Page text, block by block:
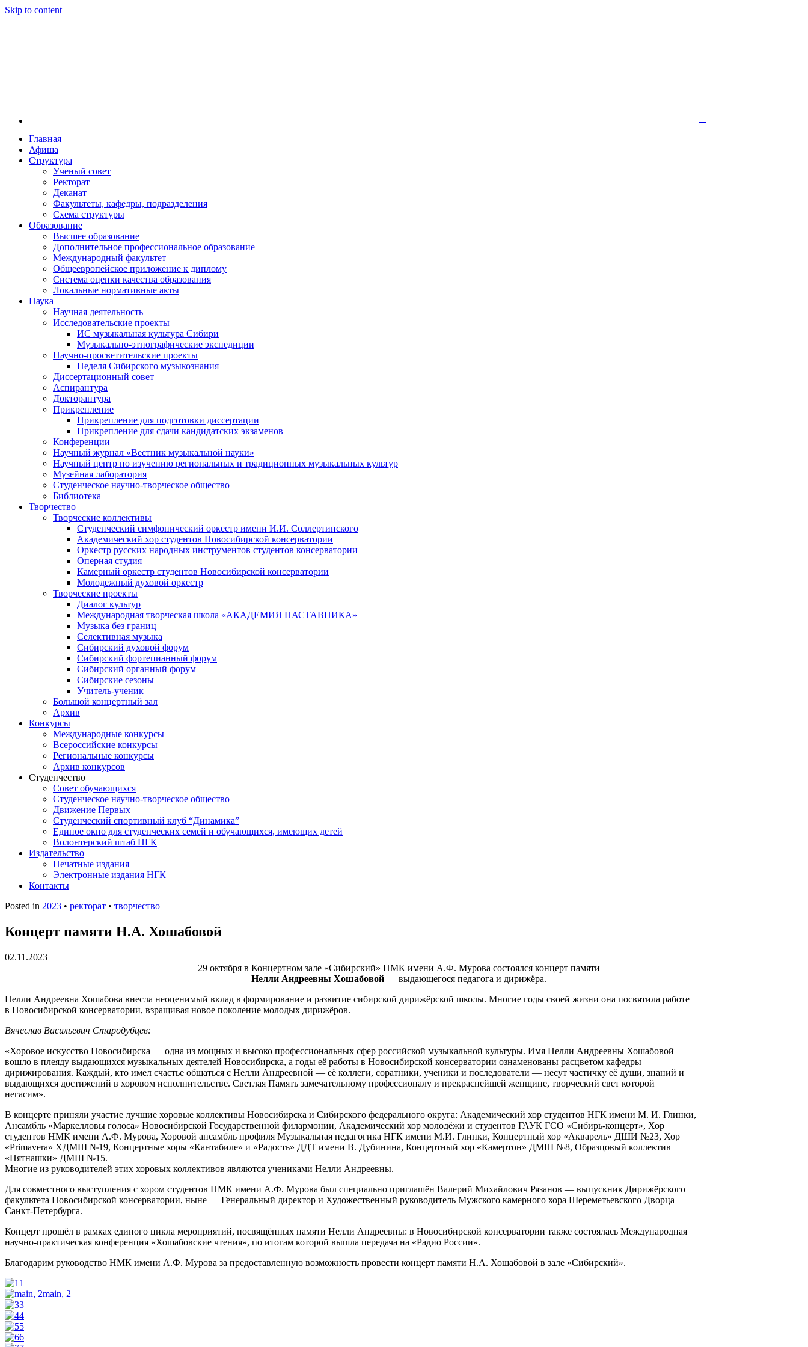
Skip to content
Новосибирская государственная консерватория имени М. И. Глинки
Новосибирская государственная консерватория имени М. И. Глинки — высшее музыкальное учебное заведение в Новосибирске. Основанная в 1956
году распоряжением совмина РСФСР и указом министерства культуры РСФСР, консерватория стала первым музыкальным высшим учебным
заведением в Сибири[2] и до сих пор остаётся единственным за пределами европейской части России[3]. С 1957 года она носит имя Михаила Ивановича
Глинки.
Главная
Афиша
Структура
Ученый совет
Ректорат
Деканат
Факультеты, кафедры, подразделения
Схема структуры
Образование
Высшее образование
Дополнительное профессиональное образование
Международный факультет
Общеевропейское приложение к диплому
Система оценки качества образования
Локальные нормативные акты
Наука
Научная деятельность
Исследовательские проекты
ИС музыкальная культура Сибири
Музыкально-этнографические экспедиции
Научно-просветительские проекты
Неделя Сибирского музыкознания
Диссертационный совет
Аспирантура
Докторантура
Прикрепление
Прикрепление для подготовки диссертации
Прикрепление для сдачи кандидатских экзаменов
Конференции
Научный журнал «Вестник музыкальной науки»
Научный центр по изучению региональных и традиционных музыкальных культур
Музейная лаборатория
Студенческое научно-творческое общество
Библиотека
Творчество
Творческие коллективы
Студенческий симфонический оркестр имени И.И. Соллертинского
Академический хор студентов Новосибирской консерватории
Оркестр русских народных инструментов студентов консерватории
Оперная студия
Камерный оркестр студентов Новосибирской консерватории
Молодежный духовой оркестр
Творческие проекты
Диалог культур
Международная творческая школа «АКАДЕМИЯ НАСТАВНИКА»
Музыка без границ
Селективная музыка
Сибирский духовой форум
Сибирский фортепианный форум
Сибирский органный форум
Сибирские сезоны
Учитель-ученик
Большой концертный зал
Архив
Конкурсы
Международные конкурсы
Всероссийские конкурсы
Региональные конкурсы
Архив конкурсов
Студенчество
Совет обучающихся
Студенческое научно-творческое общество
Движение Первых
Студенческий спортивный клуб “Динамика”
Единое окно для студенческих семей и обучающихся, имеющих детей
Волонтерский штаб НГК
Издательство
Печатные издания
Электронные издания НГК
Контакты
Posted in 2023 • ректорат • творчество
Концерт памяти Н.А. Хошабовой
02.11.2023
29 октября в Концертном зале «Сибирский» НМК имени А.Ф. Мурова состоялся концерт памяти
Нелли Андреевны Хошабовой— выдающегося педагога и дирижёра.
Нелли Андреевна Хошабова внесла неоценимый вклад в формирование и развитие сибирской дирижёрской школы. Многие годы своей жизни она посвятила работе
в Новосибирской консерватории, взращивая новое поколение молодых дирижёров.
Вячеслав Васильевич Стародубцев:
«Хоровое искусство Новосибирска — одна из мощных и высоко профессиональных сфер российской музыкальной культуры. Имя Нелли Андреевны Хошабовой
вошло в плеяду выдающихся музыкальных деятелей Новосибирска, а годы её работы в Новосибирской консерватории ознаменованы расцветом кафедры
дирижирования. Каждый, кто имел счастье общаться с Нелли Андреевной — её коллеги, соратники, ученики и последователи — несут частичку её души, знаний и
выдающихся достижений в хоровом исполнительстве. Светлая Память замечательному профессионалу и прекраснейшей женщине, творческий свет которой
негасим».
В концерте приняли участие лучшие хоровые коллективы Новосибирска и Сибирского федерального округа: Академический хор студентов НГК имени М. И. Глинки,
Ансамбль «Маркелловы голоса» Новосибирской Государственной филармонии, Академический хор молодёжи и студентов ГАУК ГСО «Сибирь-концерт», Хор
студентов НМК имени А.Ф. Мурова, Хоровой ансамбль профиля Музыкальная педагогика НГК имени М.И. Глинки, Концертный хор «Акварель» ДШИ №23, Хор
«Primavera» ХДМШ №19, Концертные хоры «Кантабиле» и «Радость» ДДТ имени В. Дубинина, Концертный хор «Камертон» ДМШ №8, Образцовый коллектив
«Пятнашки» ДМШ №15.
Многие из руководителей этих хоровых коллективов являются учениками Нелли Андреевны.
Для совместного выступления с хором студентов НМК имени А.Ф. Мурова был специально приглашён Валерий Михайлович Рязанов — выпускник Дирижёрского
факультета Новосибирской консерватории, ныне — Генеральный директор и Художественный руководитель Мужского камерного хора Шереметьевского Дворца
Санкт-Петербурга.
Концерт прошёл в рамках единого цикла мероприятий, посвящённых памяти Нелли Андреевны: в Новосибирской консерватории также состоялась Международная
научно-практическая конференция «Хошабовские чтения», по итогам которой вышла передача на «Радио России».
Благодарим руководство НМК имени А.Ф. Мурова за предоставленную возможность провести концерт памяти Н.А. Хошабовой в зале «Сибирский».
1
main, 2
3
4
5
6